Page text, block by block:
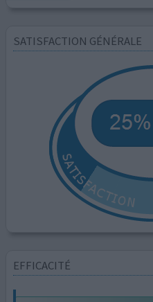
SATISFACTION GÉNÉRALE
EFFICACITÉ